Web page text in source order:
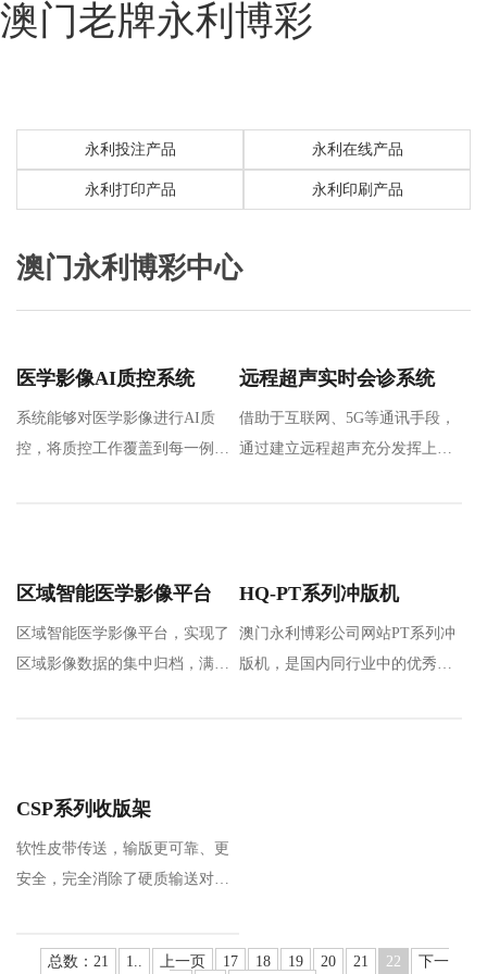
澳门老牌永利博彩
永利投注产品 永利在线产品
永利打印产品 永利印刷产品
澳门永利博彩中心
医学影像AI质控系统
系统能够对医学影像进行AI质
控，将质控工作覆盖到每一例影
远程超声实时会诊系统
借助于互联网、5G等通讯手段，
通过建立远程超声充分发挥上级
区域智能医学影像平台
区域智能医学影像平台，实现了
区域影像数据的集中归档，满足
HQ-PT系列冲版机
澳门永利博彩公司网站PT系列冲
版机，是国内同行业中的优秀品
CSP系列收版架
软性皮带传送，输版更可靠、更
安全，完全消除了硬质输送对版
总数：21
1.. 上一页 17 18 19 20 21 22 下一